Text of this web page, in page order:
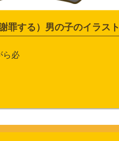
罪する）男の子のイラスト
ら必